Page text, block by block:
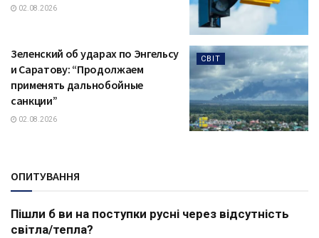
02.08.2026
СВІТ
Зеленский об ударах по Энгельсу
и Саратову: “Продолжаем
применять дальнобойные
санкции”
02.08.2026
ОПИТУВАННЯ
Пішли б ви на поступки русні через відсутність
світла/тепла?